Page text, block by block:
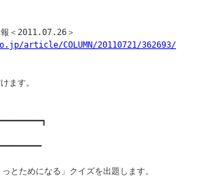
報＜2011.07.26＞
article/COLUMN/20110721/362693/
ます。
とためになる」クイズを出題します。